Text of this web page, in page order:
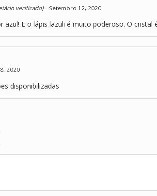
verificado) – Setembro 12, 2020
azul! E o lápis lazuli é muito poderoso. O cristal
2020
disponibilizadas